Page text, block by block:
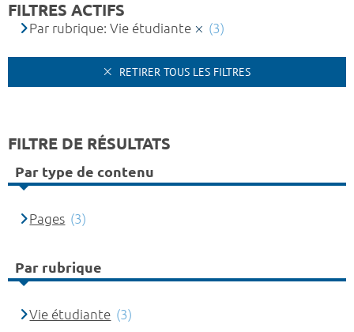
FILTRES ACTIFS
Par rubrique: Vie étudiante (3)
RETIRER TOUS LES FILTRES
FILTRE DE RÉSULTATS
Par type de contenu
Pages (3)
Par rubrique
Vie étudiante (3)